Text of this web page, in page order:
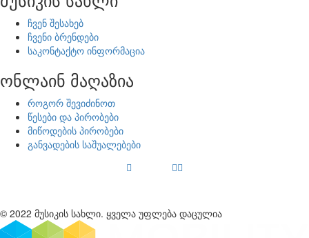
ჩვენ შესახებ
ჩვენი ბრენდები
საკონტაქტო ინფორმაცია
ონლაინ მაღაზია
როგორ შევიძინოთ
წესები და პირობები
მიწოდების პირობები
განვადების საშუალებები
© 2022 მუსიკის სახლი. ყველა უფლება დაცულია